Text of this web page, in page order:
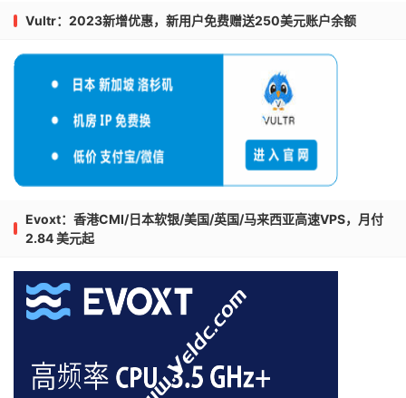
Vultr：2023新增优惠，新用户免费赠送250美元账户余额
Evoxt：香港CMI/日本软银/美国/英国/马来西亚高速VPS，月付
2.84 美元起